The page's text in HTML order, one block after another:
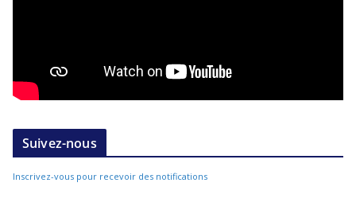
Suivez-nous
Inscrivez-vous pour recevoir des notifications